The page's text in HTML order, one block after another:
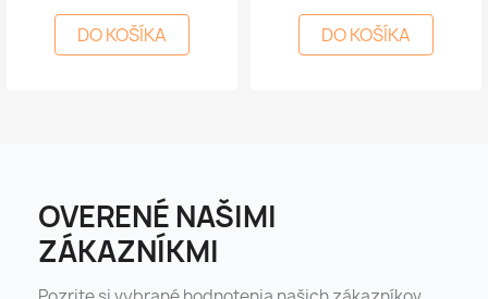
DO KOŠÍKA DO KOŠÍKA
OVERENÉ NAŠIMI
ZÁKAZNÍKMI